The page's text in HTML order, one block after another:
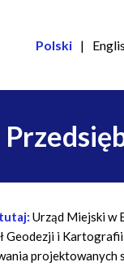
Polski
Urząd Miejski w
Geodezji i Kartografii
projektowanych